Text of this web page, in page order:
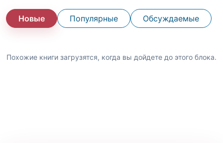
Новые Популярные Обсуждаемые
Похожие книги загрузятся, когда вы дойдете до этого блока.